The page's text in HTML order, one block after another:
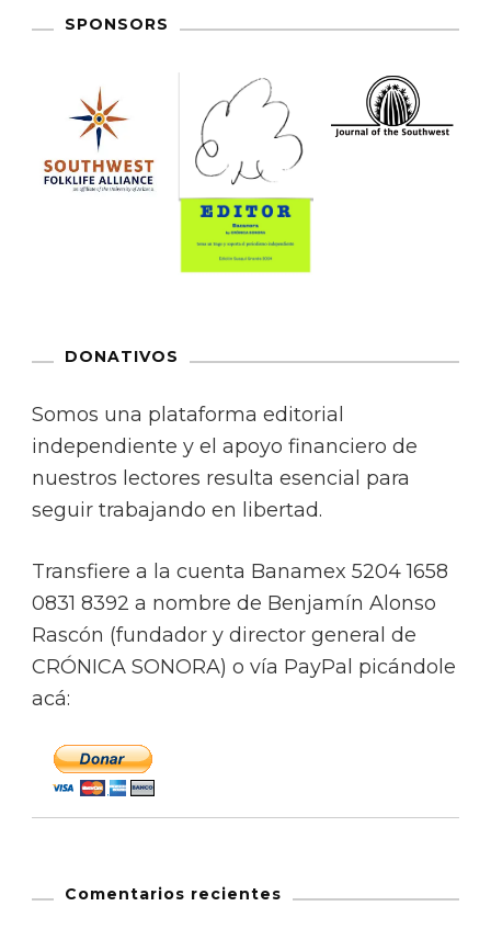
SPONSORS
DONATIVOS
Somos una plataforma editorial
independiente y el apoyo financiero de
nuestros lectores resulta esencial para
seguir trabajando en libertad.
Transfiere a la cuenta Banamex 5204 1658
0831 8392 a nombre de Benjamín Alonso
Rascón (fundador y director general de
CRÓNICA SONORA) o vía PayPal picándole
acá:
Comentarios recientes